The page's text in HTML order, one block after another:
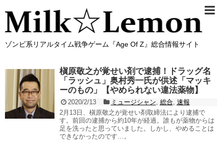
ゾンビ系リアルタイム戦争ゲーム『Age Of Z』総合情報サイト
槇原敬之が覚せい剤で逮捕！ドラッグ名
「ラッシュ」奥村秀一氏が供述「マッキ
ーのもの」【やめられない違法薬物】
2020/2/13 ミュージシャン 総合, 速報
2月13日、槇原敬之が覚せい剤取締法により逮捕で
す。前回の逮捕から約10年が経過。誰もが薬物からは
足を洗ったと思っていました。しかし、やめることは
できなかったのです…。